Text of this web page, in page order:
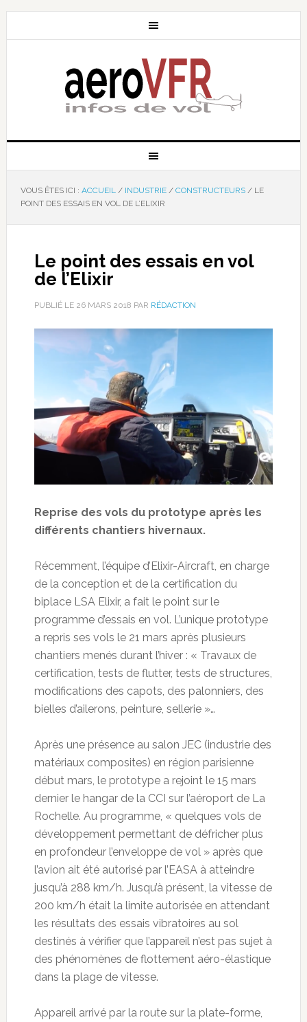
VOUS ÊTES ICI : ACCUEIL / INDUSTRIE / CONSTRUCTEURS /LE
POINT DES ESSAIS EN VOL DE L’ELIXIR
Le point des essais en vol
de l’Elixir
PUBLIÉ LE 26 MARS 2018 PAR RÉDACTION
Reprise des vols du prototype après les
différents chantiers hivernaux.
Récemment, l’équipe d’Elixir-Aircraft, en charge
de la conception et de la certification du
biplace LSA Elixir, a fait le point sur le
programme d’essais en vol. L’unique prototype
a repris ses vols le 21 mars après plusieurs
chantiers menés durant l’hiver : « Travaux de
certification, tests de flutter, tests de structures,
modifications des capots, des palonniers, des
bielles d’ailerons, peinture, sellerie »…
Après une présence au salon JEC (industrie des
matériaux composites) en région parisienne
début mars, le prototype a rejoint le 15 mars
dernier le hangar de la CCI sur l’aéroport de La
Rochelle. Au programme, « quelques vols de
développement permettant de défricher plus
en profondeur l’enveloppe de vol » après que
l’avion ait été autorisé par l’EASA à atteindre
jusqu’à 288 km/h. Jusqu’à présent, la vitesse de
200 km/h était la limite autorisée en attendant
les résultats des essais vibratoires au sol
destinés à vérifier que l’appareil n’est pas sujet à
des phénomènes de flottement aéro-élastique
dans la plage de vitesse.
Appareil arrivé par la route sur la plate-forme,